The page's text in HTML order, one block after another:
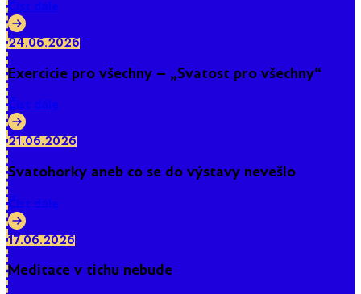
Číst dále
24.06.2026
Exercicie pro všechny – „Svatost pro všechny“
Číst dále
21.06.2026
Svatohorky aneb co se do výstavy nevešlo
Číst dále
17.06.2026
Meditace v tichu nebude